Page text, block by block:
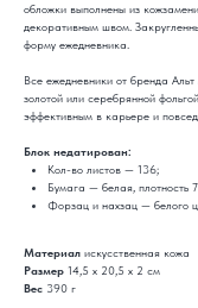
обложки выполнены из
декоративным швом.
форму ежедневника.
Все ежедневники от бренда
золотой или серебрянной
эффективным в карьере и
Блок недатирован:
Кол-во листов — 136;
Бумага — белая, плотность
Форзац и нахзац — белого
Материал искусственная кожа
Размер 14,5 х 20,5 х 2 см
Вес 390 г